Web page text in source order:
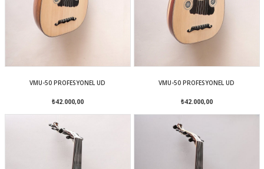
VMU-50 PROFESYONEL UD
₺42.000,00
VMU-50 PROFESYONEL UD
₺42.000,00